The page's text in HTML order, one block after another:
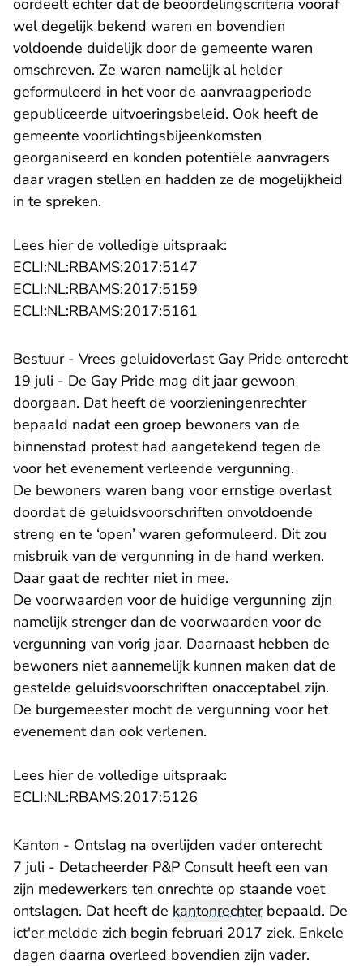
oordeelt echter dat de beoordelingscriteria vooraf
wel degelijk bekend waren en bovendien
voldoende duidelijk door de gemeente waren
omschreven. Ze waren namelijk al helder
geformuleerd in het voor de aanvraagperiode
gepubliceerde uitvoeringsbeleid. Ook heeft de
gemeente voorlichtingsbijeenkomsten
georganiseerd en konden potentiële aanvragers
daar vragen stellen en hadden ze de mogelijkheid
in te spreken.
Lees hier de volledige uitspraak:
ECLI:NL:RBAMS:2017:5147
ECLI:NL:RBAMS:2017:5159
ECLI:NL:RBAMS:2017:5161
Bestuur - Vrees geluidoverlast Gay Pride onterecht
19 juli - De Gay Pride mag dit jaar gewoon
doorgaan. Dat heeft de voorzieningenrechter
bepaald nadat een groep bewoners van de
binnenstad protest had aangetekend tegen de
voor het evenement verleende vergunning.
De bewoners waren bang voor ernstige overlast
doordat de geluidsvoorschriften onvoldoende
streng en te ‘open’ waren geformuleerd. Dit zou
misbruik van de vergunning in de hand werken.
Daar gaat de rechter niet in mee.
De voorwaarden voor de huidige vergunning zijn
namelijk strenger dan de voorwaarden voor de
vergunning van vorig jaar. Daarnaast hebben de
bewoners niet aannemelijk kunnen maken dat de
gestelde geluidsvoorschriften onacceptabel zijn.
De burgemeester mocht de vergunning voor het
evenement dan ook verlenen.
Lees hier de volledige uitspraak:
ECLI:NL:RBAMS:2017:5126
Kanton - Ontslag na overlijden vader onterecht
7 juli - Detacheerder P&P Consult heeft een van
zijn medewerkers ten onrechte op staande voet
ontslagen. Dat heeft de kantonrechterbepaald. De
ict'er meldde zich begin februari 2017 ziek. Enkele
dagen daarna overleed bovendien zijn vader.